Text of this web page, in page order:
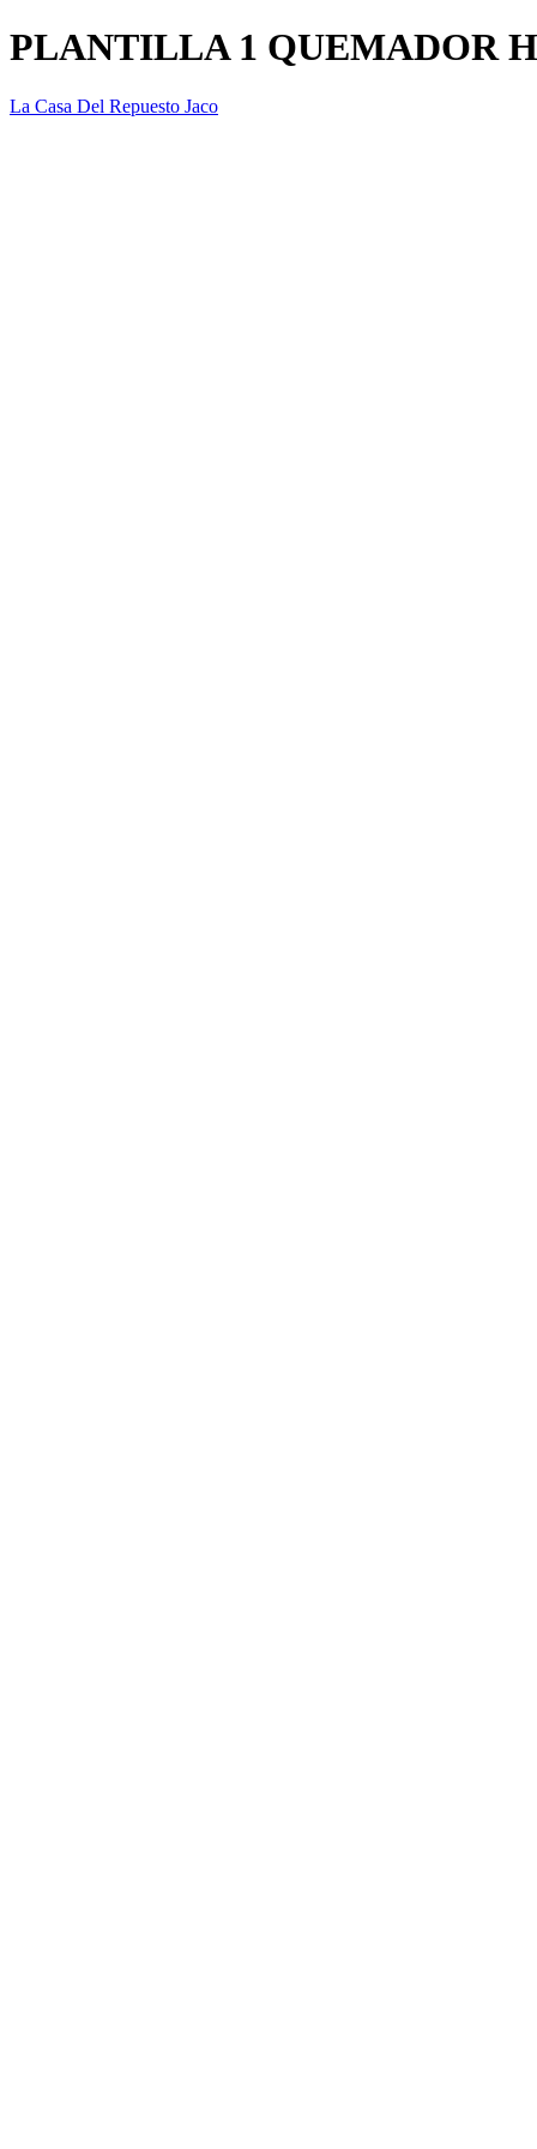
PLANTILLA 1 QUEMADOR
La Casa Del Repuesto Jaco